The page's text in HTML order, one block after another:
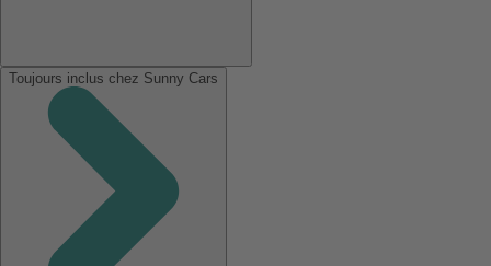
Toujours inclus chez Sunny Cars